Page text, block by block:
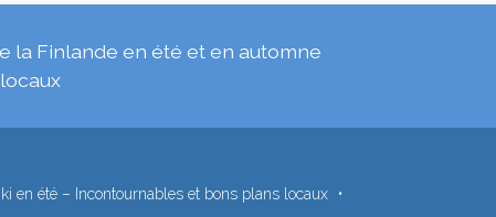
la Finlande en été et en automne
en été – Incontournables et bons plans locaux